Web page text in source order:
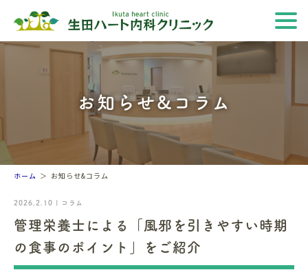
お知らせ&コラム
ホーム お知らせ&コラム
2026.2.10 | コラム
管理栄養士による「風邪を引きやすい時期
の食事のポイント」をご紹介